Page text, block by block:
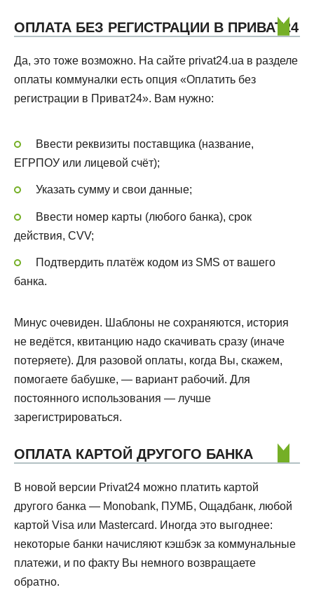
ОПЛАТА БЕЗ РЕГИСТРАЦИИ В ПРИВАТ24
Да, это тоже возможно. На сайте privat24.ua в разделе
оплаты коммуналки есть опция «Оплатить без
регистрации в Приват24». Вам нужно:
Ввести реквизиты поставщика (название,
ЕГРПОУ или лицевой счёт);
Указать сумму и свои данные;
Ввести номер карты (любого банка), срок
действия, CVV;
Подтвердить платёж кодом из SMS от вашего
банка.
Минус очевиден. Шаблоны не сохраняются, история
не ведётся, квитанцию надо скачивать сразу (иначе
потеряете). Для разовой оплаты, когда Вы, скажем,
помогаете бабушке, — вариант рабочий. Для
постоянного использования — лучше
зарегистрироваться.
ОПЛАТА КАРТОЙ ДРУГОГО БАНКА
В новой версии Privat24 можно платить картой
другого банка — Monobank, ПУМБ, Ощадбанк, любой
картой Visa или Mastercard. Иногда это выгоднее:
некоторые банки начисляют кэшбэк за коммунальные
платежи, и по факту Вы немного возвращаете
обратно.